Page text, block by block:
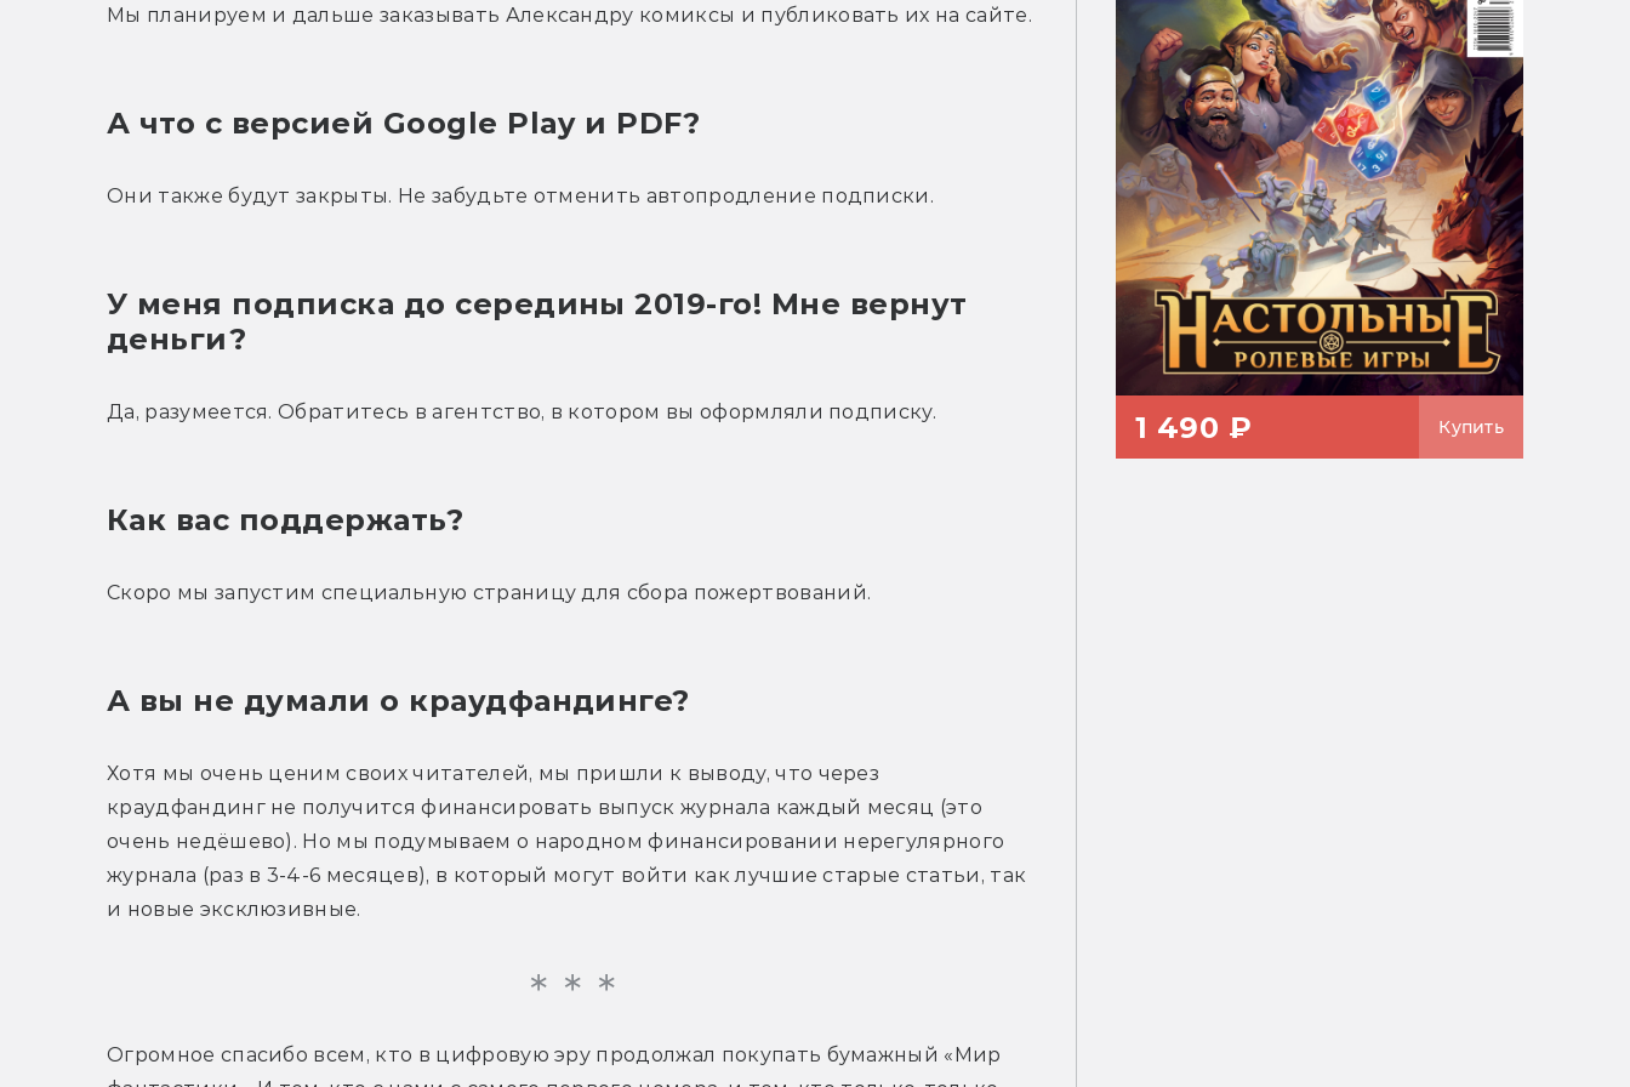
Мы планируем и дальше заказывать Александру комиксы и публиковать их на сайте.
А что с версией Google Play и PDF?
Они также будут закрыты. Не забудьте отменить автопродление подписки.
У меня подписка до середины 2019-го! Мне вернут
деньги?
Да, разумеется. Обратитесь в агентство, в котором вы оформляли подписку.
Как вас поддержать?
Скоро мы запустим специальную страницу для сбора пожертвований.
А вы не думали о краудфандинге?
Хотя мы очень ценим своих читателей, мы пришли к выводу, что через
краудфандинг не получится финансировать выпуск журнала каждый месяц (это
очень недёшево). Но мы подумываем о народном финансировании нерегулярного
журнала (раз в 3-4-6 месяцев), в который могут войти как лучшие старые статьи, так
и новые эксклюзивные.
Огромное спасибо всем, кто в цифровую эру продолжал покупать бумажный «Мир
1 490 ₽ Купить